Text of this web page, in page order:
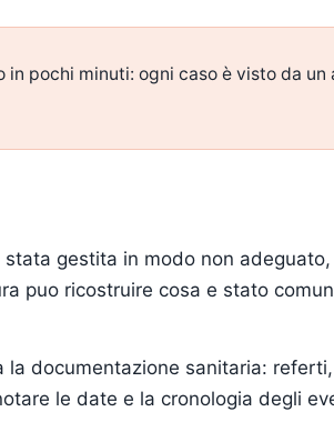
pochi minuti: ogni caso è visto da un
gestita in modo non
puo ricostruire cosa e stato
documentazione sanitaria:
le date e la cronologia degli